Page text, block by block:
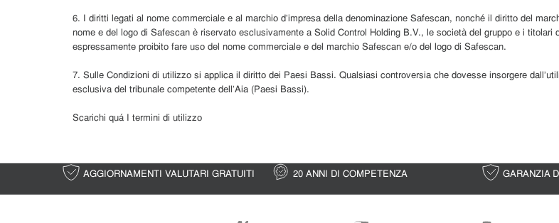
6. I diritti legati al nome commerciale e al marchio d’impresa della denominazione Safescan, nonché il diritto del
nome e del logo di Safescan è riservato esclusivamente a Solid Control Holding B.V., le società del gruppo e i
espressamente proibito fare uso del nome commerciale e del marchio Safescan e/o del logo di Safescan.
7. Sulle Condizioni di utilizzo si applica il diritto dei Paesi Bassi. Qualsiasi controversia che dovesse insorgere
esclusiva del tribunale competente dell’Aia (Paesi Bassi).
Scarichi quá I termini di utilizzo
AGGIORNAMENTI VALUTARI GRATUITI 20 ANNI DI COMPETENZA GARANZIA